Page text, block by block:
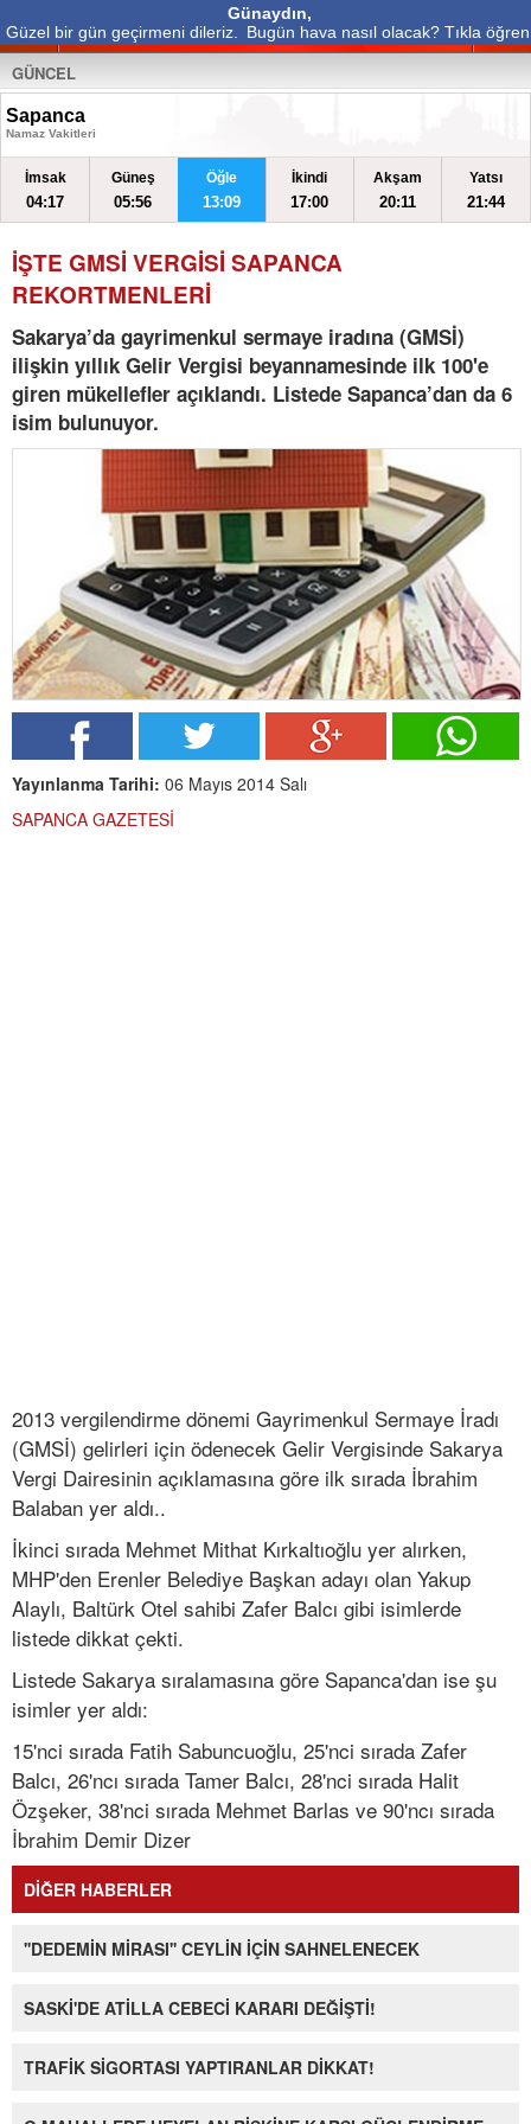
Günaydın,
Güzel bir gün geçirmeni dileriz.
Bugün hava nasıl olacak? Tıkla öğren
GÜNCEL
Sapanca
Namaz Vakitleri
İmsak
04:17
Güneş
05:56
Öğle
13:09
İkindi
17:00
Akşam
20:11
Yatsı
21:44
İŞTE GMSİ VERGİSİ SAPANCA
REKORTMENLERİ
Sakarya’da gayrimenkul sermaye iradına (GMSİ)
ilişkin yıllık Gelir Vergisi beyannamesinde ilk 100'e
giren mükellefler açıklandı. Listede Sapanca’dan da 6
isim bulunuyor.
Yayınlanma Tarihi: 06 Mayıs 2014 Salı
SAPANCA GAZETESİ
2013 vergilendirme dönemi Gayrimenkul Sermaye İradı
(GMSİ) gelirleri için ödenecek Gelir Vergisinde Sakarya
Vergi Dairesinin açıklamasına göre ilk sırada İbrahim
Balaban yer aldı..
İkinci sırada Mehmet Mithat Kırkaltıoğlu yer alırken,
MHP'den Erenler Belediye Başkan adayı olan Yakup
Alaylı, Baltürk Otel sahibi Zafer Balcı gibi isimlerde
listede dikkat çekti.
Listede Sakarya sıralamasına göre Sapanca'dan ise şu
isimler yer aldı:
15'nci sırada Fatih Sabuncuoğlu, 25'nci sırada Zafer
Balcı, 26'ncı sırada Tamer Balcı, 28'nci sırada Halit
Özşeker, 38'nci sırada Mehmet Barlas ve 90'ncı sırada
İbrahim Demir Dizer
DİĞER HABERLER
''DEDEMİN MİRASI'' CEYLİN İÇİN SAHNELENECEK
SASKİ'DE ATİLLA CEBECİ KARARI DEĞİŞTİ!
TRAFİK SİGORTASI YAPTIRANLAR DİKKAT!